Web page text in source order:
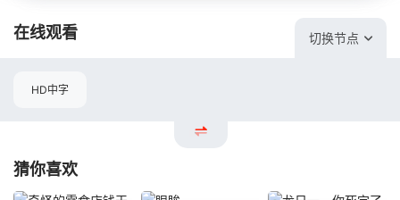
在线观看 切换节点
HD中字
猜你喜欢